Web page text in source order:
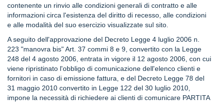
L
a
t
e
P
i
s
t
a
contenente un rinvio alle condizioni generali di contratto e alle
informazioni circa l'esistenza del diritto di recesso, alle condizioni
e alle modalità del suo esercizio visualizzate sul sito.
A seguito dell'approvazione del Decreto Legge 4 luglio 2006 n.
223 "manovra bis" Art. 37 commi 8 e 9, convertito con la Legge
248 del 4 agosto 2006, entrata in vigore il 12 agosto 2006, con cui
viene ripristinato l'obbligo di comunicazione dell'elenco clienti e
fornitori in caso di emissione fattura, e del Decreto Legge 78 del
31 maggio 2010 convertito in Legge 122 del 30 luglio 2010,
impone la necessità di richiedere ai clienti di comunicare PARTITA